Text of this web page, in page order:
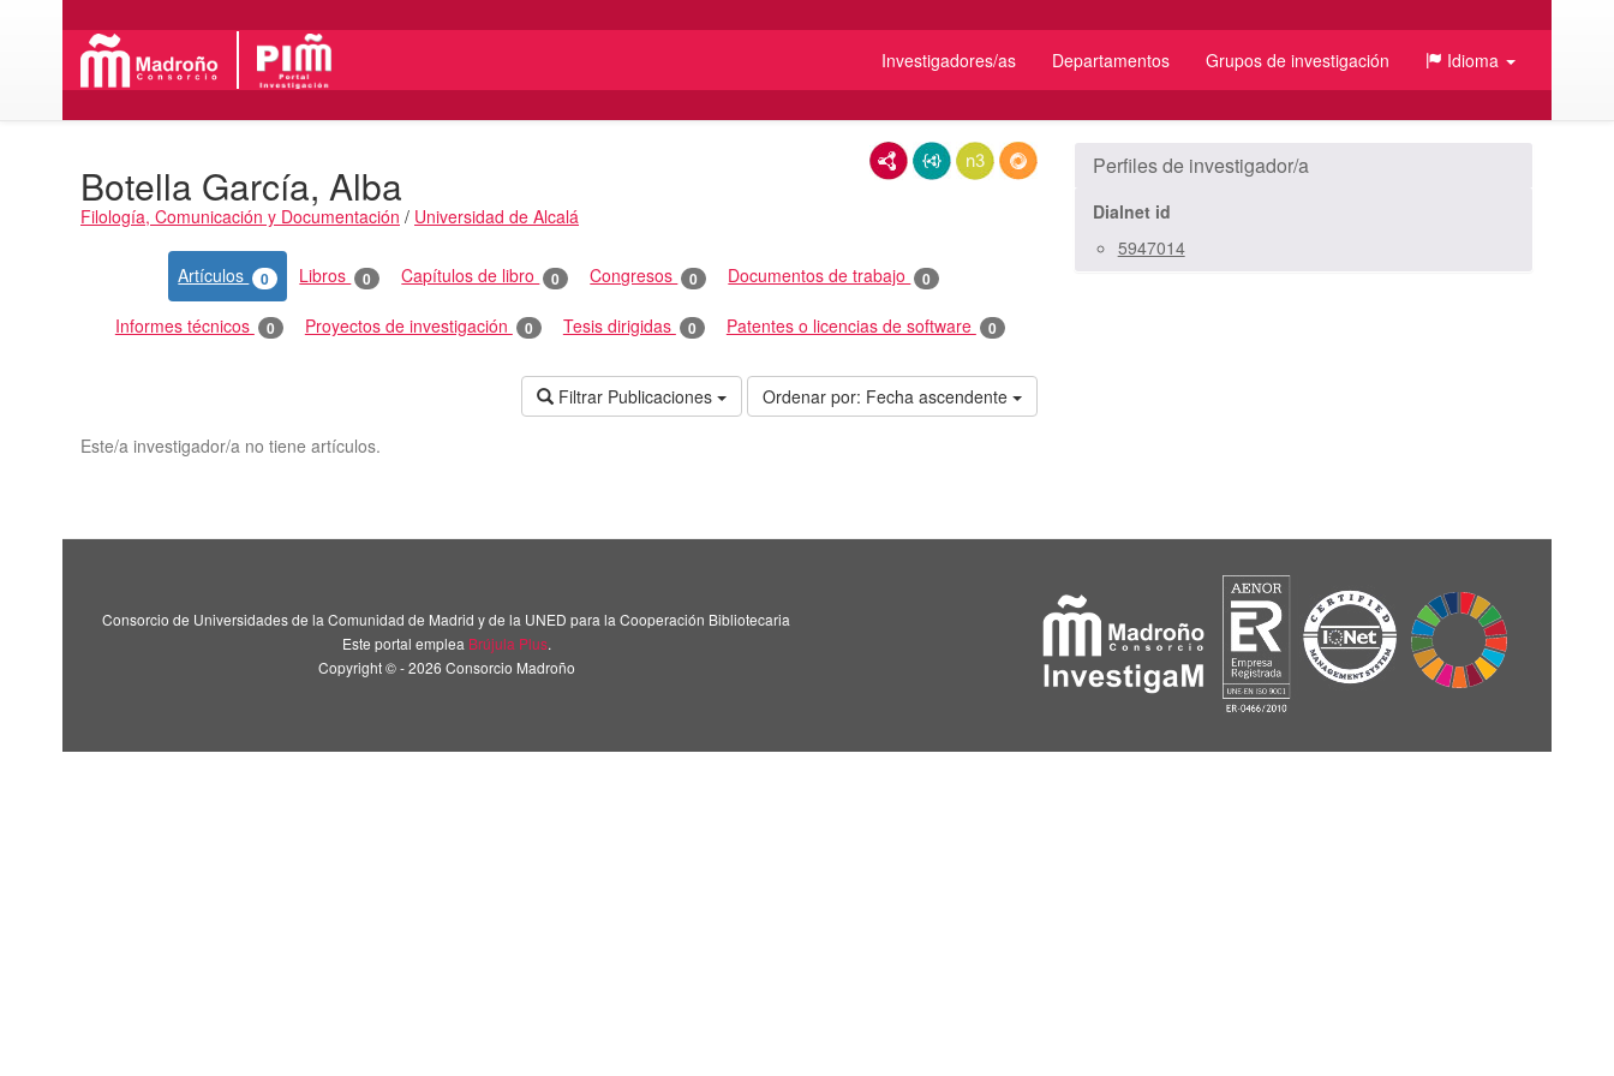
Investigadores/as Departamentos Grupos de investigación Idioma
RDF/XMLJSON-LDN3/TurtleRDF/JSON
Botella García, Alba
Filología, Comunicación y Documentación / Universidad de Alcalá
Actividades
Artículos 0 Libros 0 Capítulos de libro 0 Congresos 0 Documentos de trabajo 0
Informes técnicos 0 Proyectos de investigación 0 Tesis dirigidas 0 Patentes o licencias de software 0
Filtrar Publicaciones Ordenar por: Fecha ascendente
Este/a investigador/a no tiene artículos.
Perfiles de investigador/a
Dialnet id
5947014
Consorcio de Universidades de la Comunidad de Madrid y de la UNED para la Cooperación Bibliotecaria
Este portal emplea Brújula Plus.
Copyright © - 2026 Consorcio Madroño